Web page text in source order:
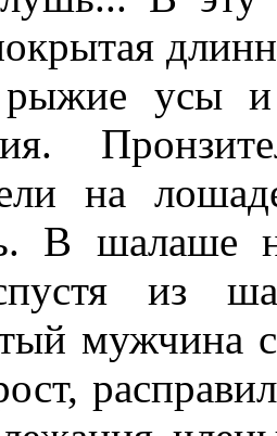
рыжие усы
на
В шалаше
из
мужчина